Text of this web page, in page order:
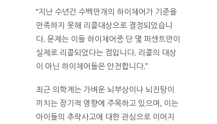
“지난 수년간 수백만개의 하이체어가 기준을
만족하지 못해 리콜대상으로 결정되었습니
다. 문제는 이들 하이체어중 단 몇 퍼센트만이
실제로 리콜되었다는 점입니다. 리콜의 대상
이 아닌 하이체어들은 안전합니다.”
최근 의학계는 가벼운 뇌부상이나 뇌진탕이
끼치는 장기적 영향에 주목하고 있으며, 이는
아이들의 추락사고에 대한 관심으로 이어지